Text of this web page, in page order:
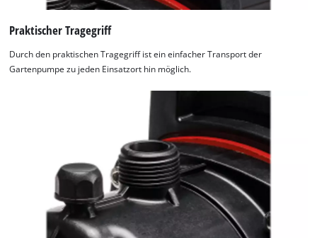
Praktischer Tragegriff
Durch den praktischen Tragegriff ist ein einfacher Transport der
Gartenpumpe zu jeden Einsatzort hin möglich.